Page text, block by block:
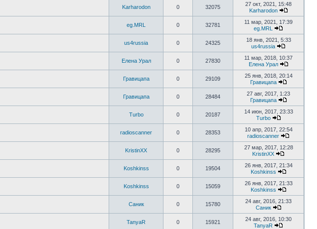
Karharodon 0 32075
27 окт, 2021, 15:48
Karharodon
eg.MRL 0 32781
11 мар, 2021, 17:39
eg.MRL
us4russia 0 24325
18 янв, 2021, 5:33
us4russia
Елена Урал 0 27830
11 мар, 2018, 10:37
Елена Урал
Гравицапа 0 29109
25 янв, 2018, 20:14
Гравицапа
Гравицапа 0 28484
27 авг, 2017, 1:23
Гравицапа
Turbo 0 20187
14 июн, 2017, 23:33
Turbo
radioscanner 0 28353
10 апр, 2017, 22:54
radioscanner
KristinXX 0 28295
27 мар, 2017, 12:28
KristinXX
Koshkinss 0 19504
26 янв, 2017, 21:34
Koshkinss
Koshkinss 0 15059
26 янв, 2017, 21:33
Koshkinss
Саник 0 15780
24 авг, 2016, 21:33
Саник
TanyaR 0 15921
24 авг, 2016, 10:30
TanyaR